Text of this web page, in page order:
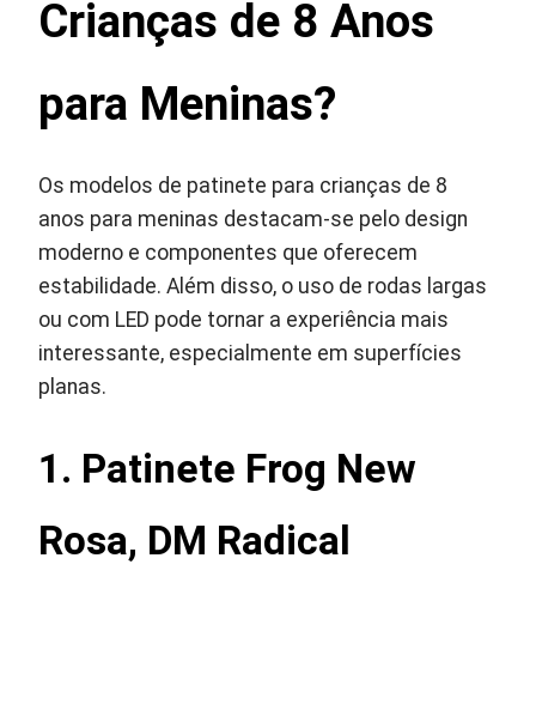
Crianças de 8 Anos
para Meninas?
Os modelos de patinete para crianças de 8
anos para meninas destacam-se pelo design
moderno e componentes que oferecem
estabilidade. Além disso, o uso de rodas largas
ou com LED pode tornar a experiência mais
interessante, especialmente em superfícies
planas.
1. Patinete Frog New
Rosa, DM Radical